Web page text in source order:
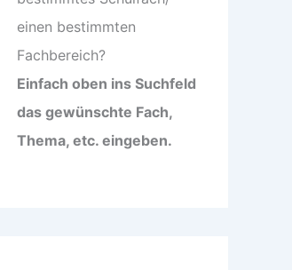
einen bestimmten
Fachbereich?
Einfach oben ins Suchfeld
das gewünschte Fach,
Thema, etc. eingeben.